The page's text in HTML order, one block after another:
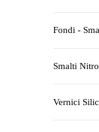
Fondi -
Smalti Nitro
Vernici